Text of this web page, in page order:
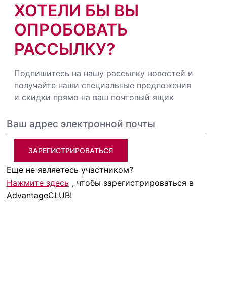
ХОТЕЛИ БЫ ВЫ
ОПРОБОВАТЬ
РАССЫЛКУ?
Подпишитесь на нашу рассылку новостей и
получайте наши специальные предложения
и скидки прямо на ваш почтовый ящик
ЗАРЕГИСТРИРОВАТЬСЯ
Еще не являетесь участником?
Нажмите здесь , чтобы зарегистрироваться в
AdvantageCLUB!